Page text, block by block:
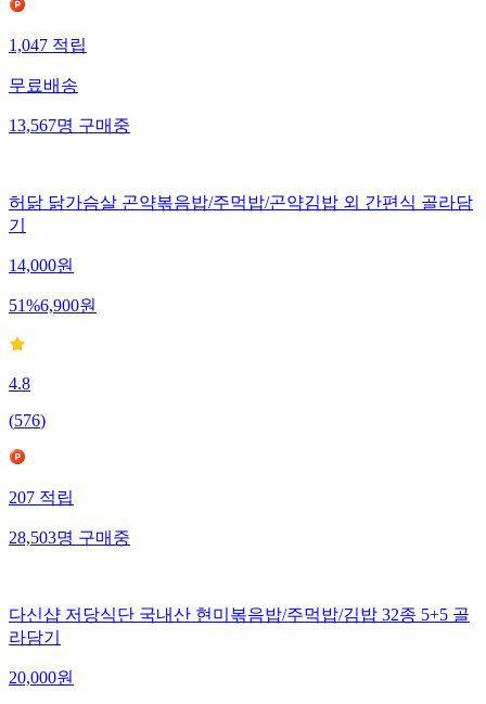
1,047적립
무료배송
13,567명구매중
허닭 닭가슴살 곤약볶음밥/주먹밥/곤약김밥 외 간편식 골라담
기
14,000원
51%6,900원
4.8
(576)
207적립
28,503명구매중
다신샵 저당식단 국내산 현미볶음밥/주먹밥/김밥 32종 5+5 골
라담기
20,000원